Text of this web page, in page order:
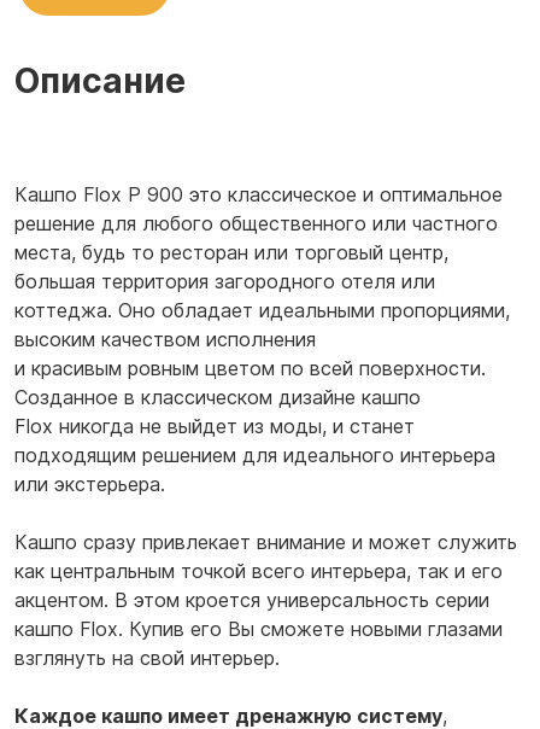
Описание
Кашпо Flox P 900 это классическое и оптимальное
решение для любого общественного или частного
места, будь то ресторан или торговый центр,
большая территория загородного отеля или
коттеджа. Оно обладает идеальными пропорциями,
высоким качеством исполнения
и красивым ровным цветом по всей поверхности.
Созданное в классическом дизайне кашпо
Flox никогда не выйдет из моды, и станет
подходящим решением для идеального интерьера
или экстерьера.
Кашпо сразу привлекает внимание и может служить
как центральным точкой всего интерьера, так и его
акцентом. В этом кроется универсальность серии
кашпо Flox. Купив его Вы сможете новыми глазами
взглянуть на свой интерьер.
Каждое кашпо имеет дренажную систему,